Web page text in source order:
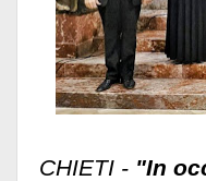
CHIETI - "In